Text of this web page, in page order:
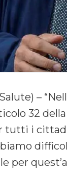
–
32
tutti i
per